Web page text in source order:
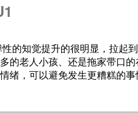
的知觉提升的很明显，拉起
的老人小孩、还是拖家带口
绪，可以避免发生更糟糕的